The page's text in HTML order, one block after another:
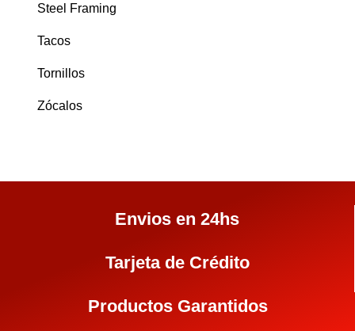
Steel Framing
Tacos
Tornillos
Zócalos
Envios en 24hs
Tarjeta de Crédito
Productos Garantidos